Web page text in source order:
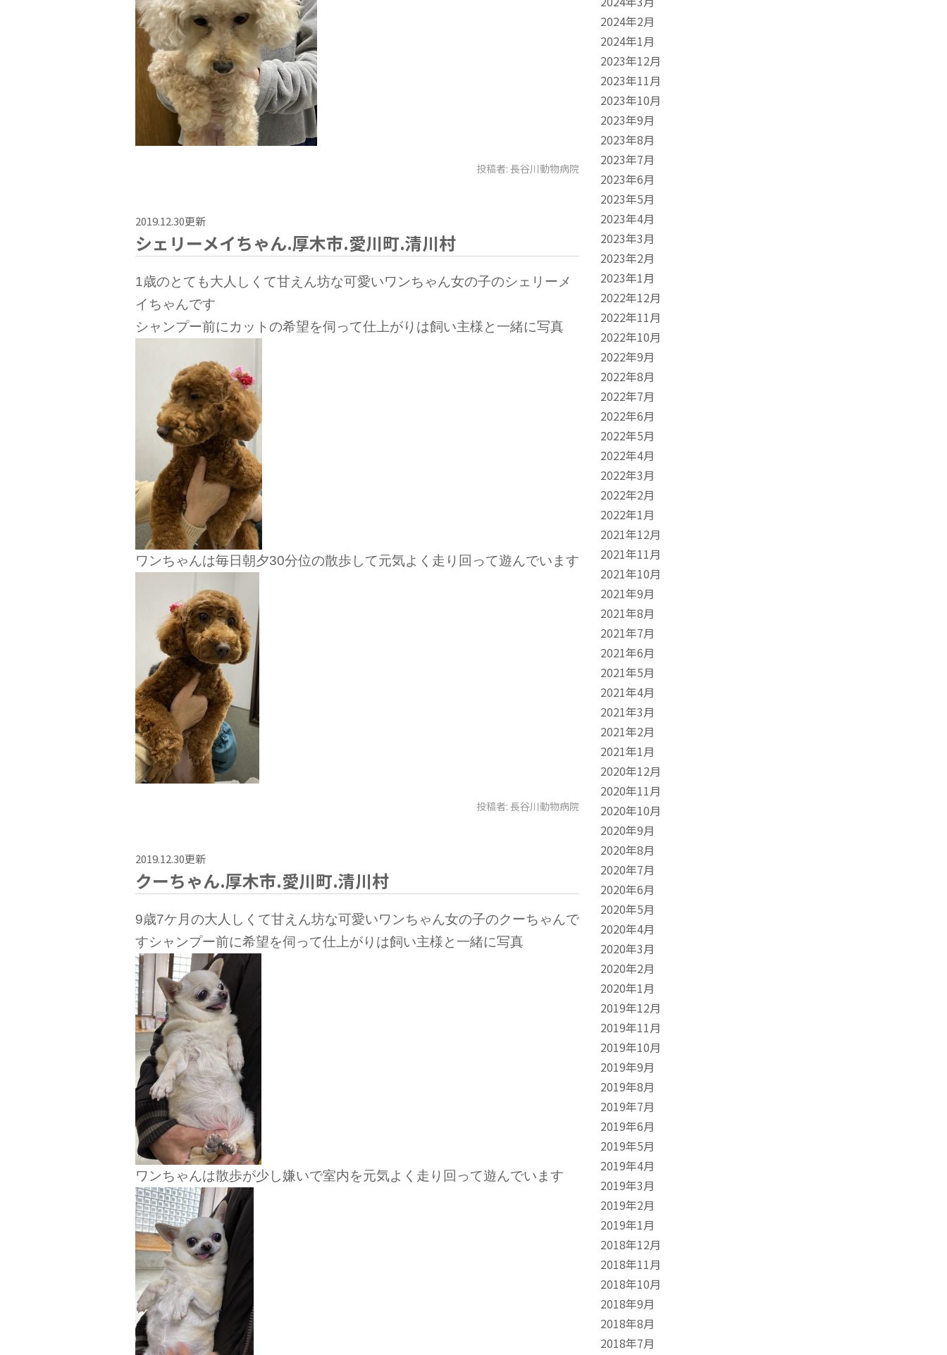
投稿者: 長谷川動物病院
2019.12.30更新
シェリーメイちゃん.厚木市.愛川町.清川村
1歳のとても大人しくて甘えん坊な可愛いワンちゃん女の子のシェリーメ
イちゃんです
シャンプー前にカットの希望を伺って仕上がりは飼い主様と一緒に写真
ワンちゃんは毎日朝夕30分位の散歩して元気よく走り回って遊んでいます
投稿者: 長谷川動物病院
2019.12.30更新
クーちゃん.厚木市.愛川町.清川村
9歳7ケ月の大人しくて甘えん坊な可愛いワンちゃん女の子のクーちゃんで
すシャンプー前に希望を伺って仕上がりは飼い主様と一緒に写真
ワンちゃんは散歩が少し嫌いで室内を元気よく走り回って遊んでいます
2024年2月
2024年1月
2023年12月
2023年11月
2023年10月
2023年9月
2023年8月
2023年7月
2023年6月
2023年5月
2023年4月
2023年3月
2023年2月
2023年1月
2022年12月
2022年11月
2022年10月
2022年9月
2022年8月
2022年7月
2022年6月
2022年5月
2022年4月
2022年3月
2022年2月
2022年1月
2021年12月
2021年11月
2021年10月
2021年9月
2021年8月
2021年7月
2021年6月
2021年5月
2021年4月
2021年3月
2021年2月
2021年1月
2020年12月
2020年11月
2020年10月
2020年9月
2020年8月
2020年7月
2020年6月
2020年5月
2020年4月
2020年3月
2020年2月
2020年1月
2019年12月
2019年11月
2019年10月
2019年9月
2019年8月
2019年7月
2019年6月
2019年5月
2019年4月
2019年3月
2019年2月
2019年1月
2018年12月
2018年11月
2018年10月
2018年9月
2018年8月
2018年7月